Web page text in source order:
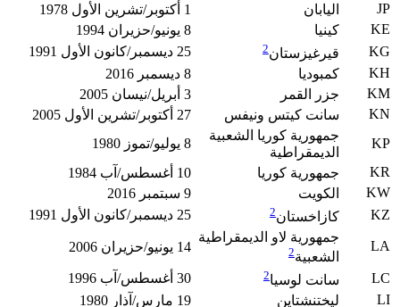
JP
اليابان
1 أكتوبر/تشرين الأول 1978
KE
كينيا
8 يونيو/حزيران 1994
KG
قيرغيزستان2
25 ديسمبر/كانون الأول 1991
KH
كمبوديا
8 ديسمبر 2016
KM
جزر القمر
3 أبريل/نيسان 2005
KN
سانت كيتس ونيفس
27 أكتوبر/تشرين الأول 2005
KP
جمهورية كوريا الشعبية
الديمقراطية
8 يوليو/تموز 1980
KR
جمهورية كوريا
10 أغسطس/آب 1984
KW
الكويت
9 سبتمبر 2016
KZ
كازاخستان2 25 ديسمبر/كانون الأول 1991
LA
جمهورية لاو الديمقراطية
الشعبية2 14 يونيو/حزيران 2006
LC سانت لوسيا2
30 أغسطس/آب 1996
LI
ليختنشتاين 19 مارس/آذار 1980